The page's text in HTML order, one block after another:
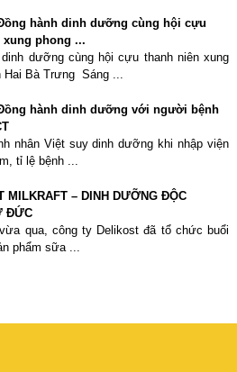
hành dinh dưỡng cùng hội cựu
xung phong ...
dưỡng cùng hội cựu thanh niên xung
Hai Bà Trưng Sáng ...
hành dinh dưỡng với người bệnh
nhân Việt suy dinh dưỡng khi nhập viện
tỉ lệ bệnh ...
MILKRAFT – DINH DƯỠNG ĐỘC
ĐỨC
qua, công ty Delikost đã tổ chức buổi
phẩm sữa ...